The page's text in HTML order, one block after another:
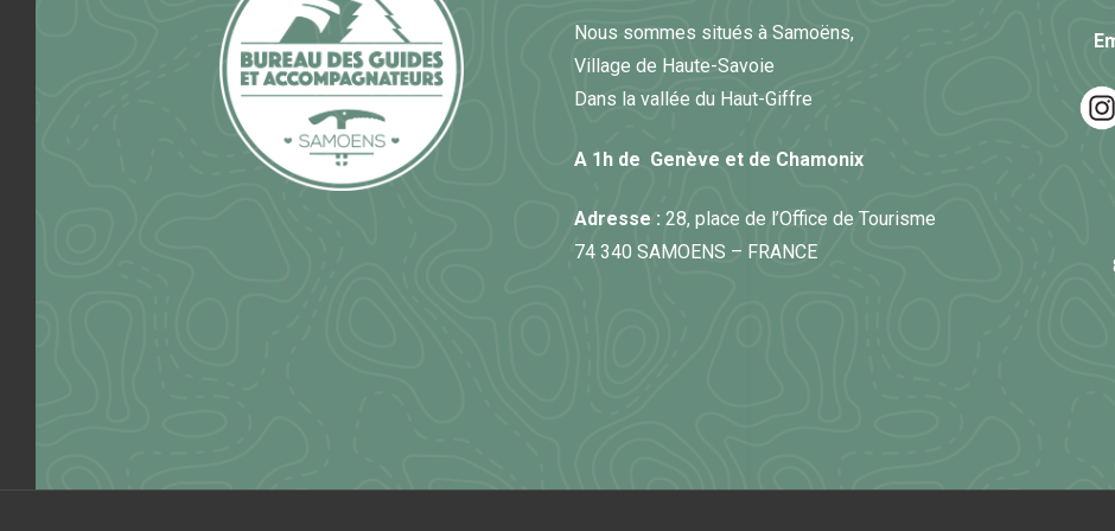
Nous sommes situés à Samoëns,
Village de Haute-Savoie
Dans la vallée du Haut-Giffre
A 1h de Genève et de Chamonix
Adresse : 28, place de l’Office de Tourisme
74 340 SAMOENS – FRANCE